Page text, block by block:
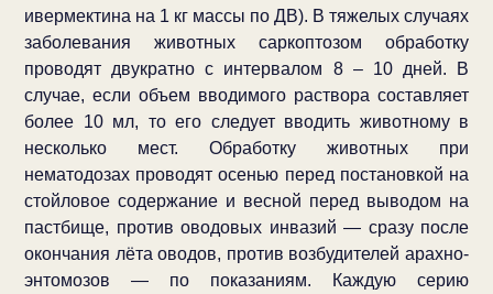
ивермектина на 1 кг массы по ДВ). В тяжелых случаях
заболевания животных саркоптозом обработку
проводят двукратно с интервалом 8 – 10 дней. В
случае, если объем вводимого раствора составляет
более 10 мл, то его следует вводить животному в
несколько мест. Обработку животных при
нематодозах проводят осенью перед постановкой на
стойловое содержание и весной перед выводом на
пастбище, против оводовых инвазий — сразу после
окончания лёта оводов, против возбудителей арахно-
энтомозов — по показаниям. Каждую серию